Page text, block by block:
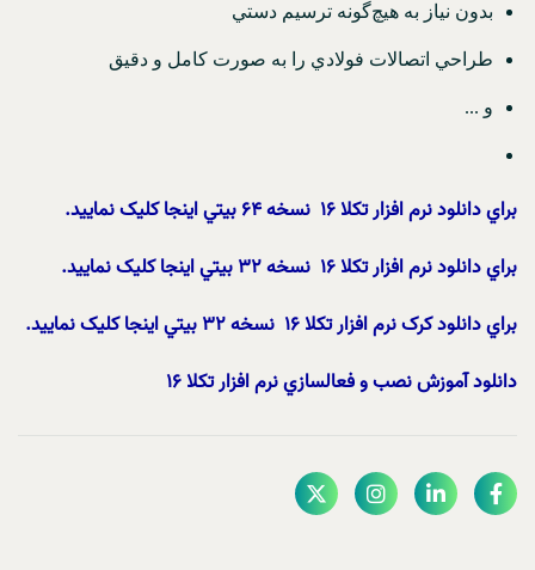
بدون نياز به هيچ‌گونه ترسيم دستي
طراحي اتصالات فولادي را به صورت کامل و دقيق
و ...
براي دانلود نرم افزار تکلا 16 نسخه 64 بيتي اينجا کليک نماييد.
براي دانلود نرم افزار تکلا 16 نسخه 32 بيتي اينجا کليک نماييد.
براي دانلود کرک نرم افزار تکلا 16 نسخه 32 بيتي اينجا کليک نماييد.
دانلود آموزش نصب و فعالسازي نرم افزار تکلا 16